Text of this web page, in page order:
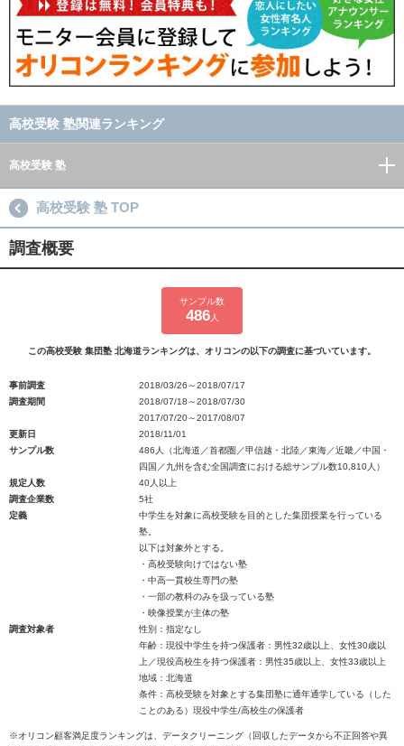
高校受験 塾関連ランキング
高校受験 塾
高校受験 塾 TOP
調査概要
サンプル数
486人
この高校受験 集団塾 北海道ランキングは、オリコンの以下の調査に基づいています。
事前調査
2018/03/26～2018/07/17
調査期間
2018/07/18～2018/07/30
2017/07/20～2017/08/07
更新日
2018/11/01
サンプル数
486人（北海道／首都圏／甲信越・北陸／東海／近畿／中国・
四国／九州を含む全国調査における総サンプル数10,810人）
規定人数
40人以上
調査企業数
5社
定義
中学生を対象に高校受験を目的とした集団授業を行っている
塾。
以下は対象外とする。
・高校受験向けではない塾
・中高一貫校生専門の塾
・一部の教科のみを扱っている塾
・映像授業が主体の塾
調査対象者
性別：指定なし
年齢：現役中学生を持つ保護者：男性32歳以上、女性30歳以
上／現役高校生を持つ保護者：男性35歳以上、女性33歳以上
地域：北海道
条件：高校受験を対象とする集団塾に通年通学している（した
ことのある）現役中学生/高校生の保護者
※オリコン顧客満足度ランキングは、データクリーニング（回収したデータから不正回答や異